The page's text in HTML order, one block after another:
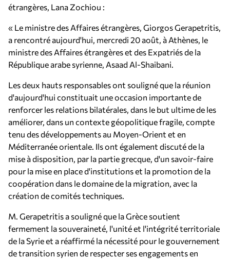
étrangères, Lana Zochiou :
« Le ministre des Affaires étrangères, Giorgos Gerapetritis,
a rencontré aujourd'hui, mercredi 20 août, à Athènes, le
ministre des Affaires étrangères et des Expatriés de la
République arabe syrienne, Asaad Al-Shaibani.
Les deux hauts responsables ont souligné que la réunion
d'aujourd'hui constituait une occasion importante de
renforcer les relations bilatérales, dans le but ultime de les
améliorer, dans un contexte géopolitique fragile, compte
tenu des développements au Moyen-Orient et en
Méditerranée orientale. Ils ont également discuté de la
mise à disposition, par la partie grecque, d'un savoir-faire
pour la mise en place d'institutions et la promotion de la
coopération dans le domaine de la migration, avec la
création de comités techniques.
M. Gerapetritis a souligné que la Grèce soutient
fermement la souveraineté, l'unité et l'intégrité territoriale
de la Syrie et a réaffirmé la nécessité pour le gouvernement
de transition syrien de respecter ses engagements en